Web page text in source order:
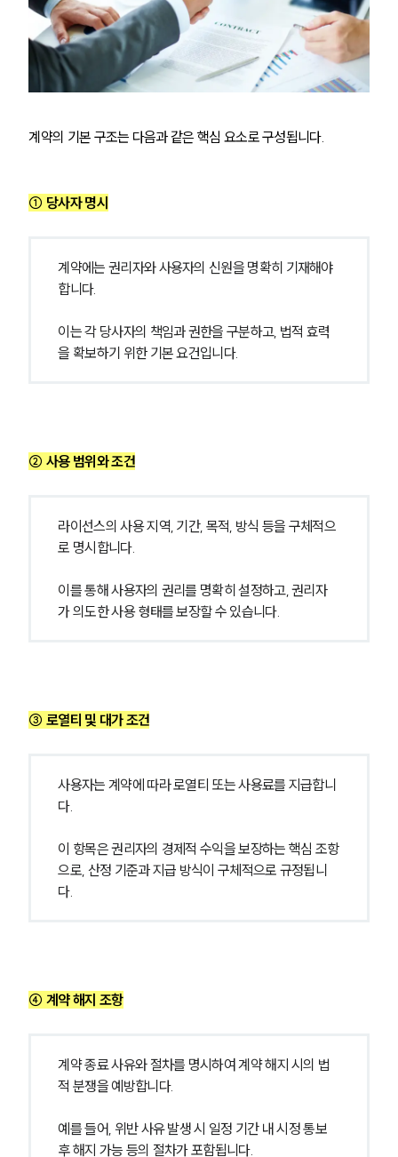
고객의 소리
업무사례
지식재산권그룹 업무
계약의 기본 구조는 다음과 같은 핵심 요소로 구성됩니다.
① 당사자 명시
계약에는 권리자와 사용자의 신원을 명확히 기재해야
합니다.
이는 각 당사자의 책임과 권한을 구분하고, 법적 효력
을 확보하기 위한 기본 요건입니다.
② 사용 범위와 조건
라이선스의 사용 지역, 기간, 목적, 방식 등을 구체적으
로 명시합니다.
이를 통해 사용자의 권리를 명확히 설정하고, 권리자
가 의도한 사용 형태를 보장할 수 있습니다.
③ 로열티 및 대가 조건
사용자는 계약에 따라 로열티 또는 사용료를 지급합니
다.
이 항목은 권리자의 경제적 수익을 보장하는 핵심 조항
으로, 산정 기준과 지급 방식이 구체적으로 규정됩니
다.
④ 계약 해지 조항
계약 종료 사유와 절차를 명시하여 계약 해지 시의 법
적 분쟁을 예방합니다.
예를 들어, 위반 사유 발생 시 일정 기간 내 시정 통보
후 해지 가능 등의 절차가 포함됩니다.